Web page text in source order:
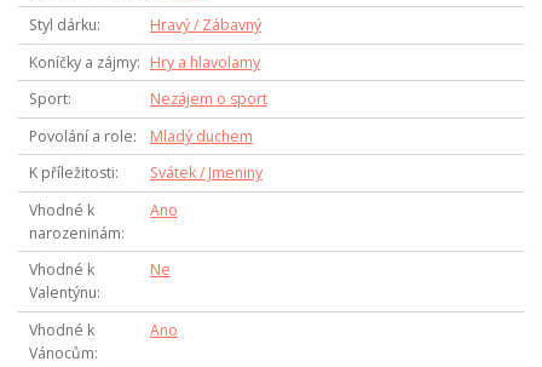
Styl dárku
Hravý / Zábavný
Koníčky a zájmy
Hry a hlavolamy
Sport
Nezájem o sport
Povolání a role
Mladý duchem
K příležitosti
Svátek / Jmeniny
Vhodné k
narozeninám
Ano
Vhodné k
Valentýnu
Ne
Vhodné k
Vánocům
Ano